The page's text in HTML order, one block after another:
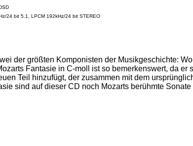
24 bit 5.1, LPCM 192kHz/24 bit STEREO
der größten Komponisten der Musikgeschichte:
Fantasie in C-moll
ist so bemerkenswert, da er
Teil hinzufügt, der zusammen mit dem
sind auf dieser CD noch Mozarts berühmte